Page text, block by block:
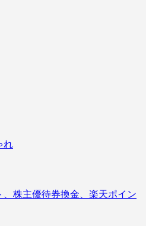
れ
株主優待券換金、楽天ポイン